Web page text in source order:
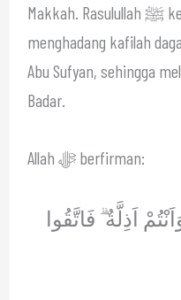
Makkah. Rasulullah ﷺ kemudian memutuskan untuk
menghadang kafilah
Abu Sufyan, sehingga
Badar.
Allah ﷻ berfirman:
اَذِلَّةٌ ۗ فَاتَّقُوا